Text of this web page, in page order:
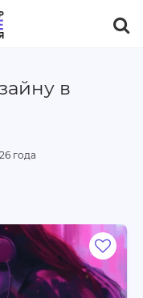
в
года